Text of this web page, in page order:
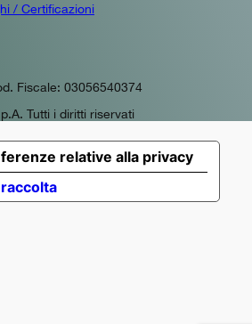
/ Certificazioni
Fiscale: 03056540374
Tutti i diritti riservati
relative alla privacy